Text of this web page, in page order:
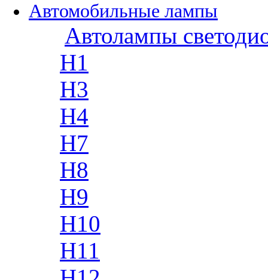
Автомобильные лампы
Автолампы
H1
H3
H4
H7
H8
H9
H10
H11